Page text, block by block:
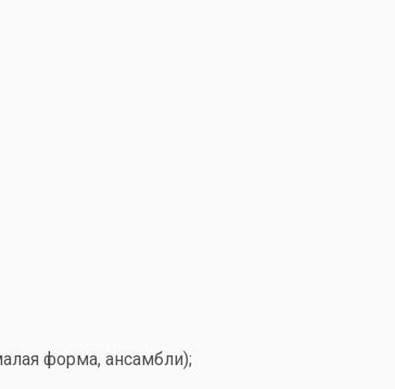
форма, ансамбли);